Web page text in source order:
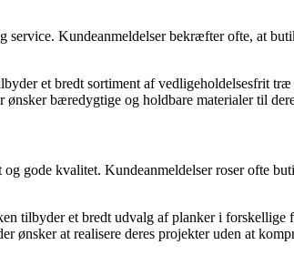
Kundeanmeldelser bekræfter ofte, at
et bredt sortiment af vedligeholdelsesfrit
bæredygtige og holdbare materialer til
gode kvalitet. Kundeanmeldelser roser ofte
tilbyder et bredt udvalg af planker i forskellige
at realisere deres projekter uden at